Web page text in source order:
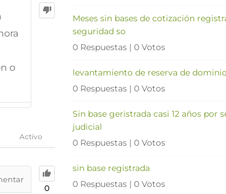
o
Activo
0
Meses sin bases de cotización
seguridad so
0 Respuestas | 0 Votos
levantamiento de reserva de dominio
0 Respuestas | 0 Votos
Sin base geristrada casi 12 años por
judicial
0 Respuestas | 0 Votos
sin base registrada
0 Respuestas | 0 Votos